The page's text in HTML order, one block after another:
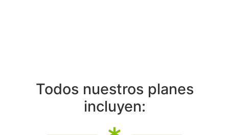
Todos nuestros planes
incluyen: